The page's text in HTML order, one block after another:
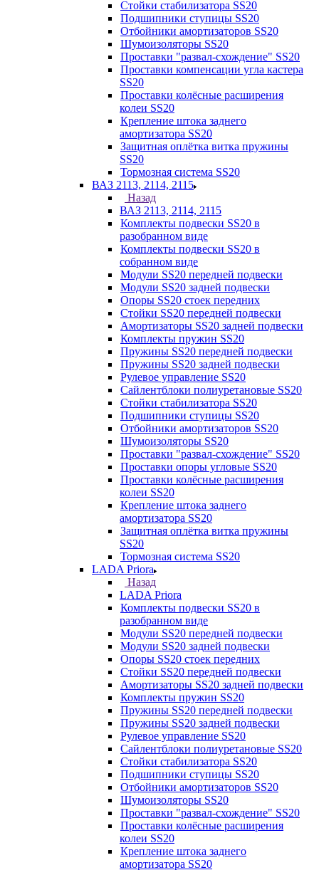
Стойки стабилизатора SS20
Подшипники ступицы SS20
Отбойники амортизаторов SS20
Шумоизоляторы SS20
Проставки "развал-схождение" SS20
Проставки компенсации угла кастера
SS20
Проставки колёсные расширения
колеи SS20
Крепление штока заднего
амортизатора SS20
Защитная оплётка витка пружины
SS20
Тормозная система SS20
ВАЗ 2113, 2114, 2115
Назад
ВАЗ 2113, 2114, 2115
Комплекты подвески SS20 в
разобранном виде
Комплекты подвески SS20 в
собранном виде
Модули SS20 передней подвески
Модули SS20 задней подвески
Опоры SS20 стоек передних
Стойки SS20 передней подвески
Амортизаторы SS20 задней подвески
Комплекты пружин SS20
Пружины SS20 передней подвески
Пружины SS20 задней подвески
Рулевое управление SS20
Сайлентблоки полиуретановые SS20
Стойки стабилизатора SS20
Подшипники ступицы SS20
Отбойники амортизаторов SS20
Шумоизоляторы SS20
Проставки "развал-схождение" SS20
Проставки опоры угловые SS20
Проставки колёсные расширения
колеи SS20
Крепление штока заднего
амортизатора SS20
Защитная оплётка витка пружины
SS20
Тормозная система SS20
LADA Priora
Назад
LADA Priora
Комплекты подвески SS20 в
разобранном виде
Модули SS20 передней подвески
Модули SS20 задней подвески
Опоры SS20 стоек передних
Стойки SS20 передней подвески
Амортизаторы SS20 задней подвески
Комплекты пружин SS20
Пружины SS20 передней подвески
Пружины SS20 задней подвески
Рулевое управление SS20
Сайлентблоки полиуретановые SS20
Стойки стабилизатора SS20
Подшипники ступицы SS20
Отбойники амортизаторов SS20
Шумоизоляторы SS20
Проставки "развал-схождение" SS20
Проставки колёсные расширения
колеи SS20
Крепление штока заднего
амортизатора SS20